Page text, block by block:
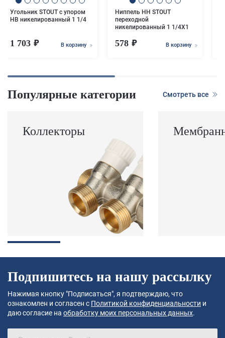
Угольник STOUT с упором
НВ никелированный 1 1/4
1 703 В корзину
Ниппель НН STOUT
переходной
никелированный 1 1/4X1
578 В корзину
Популярные категории Смотреть все
Коллекторы
Подпишитесь на нашу рассылку
Нажимая кнопку "Подписаться", я подтверждаю, что
ознакомлен и согласен с Политикой конфиденциальности и
даю согласие на обработку моих персональных данных.